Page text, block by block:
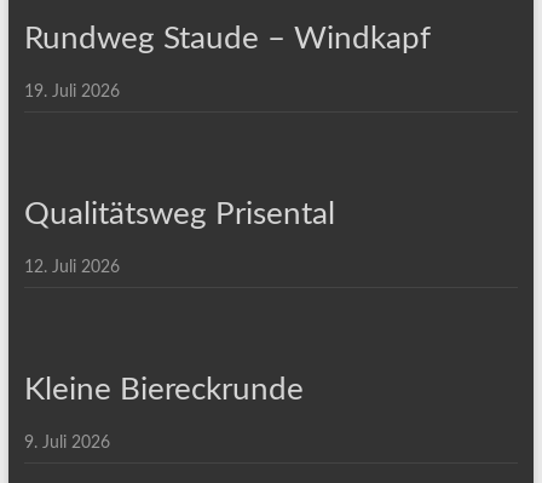
Rundweg Staude – Windkapf
19. Juli 2026
Qualitätsweg Prisental
12. Juli 2026
Kleine Biereckrunde
9. Juli 2026